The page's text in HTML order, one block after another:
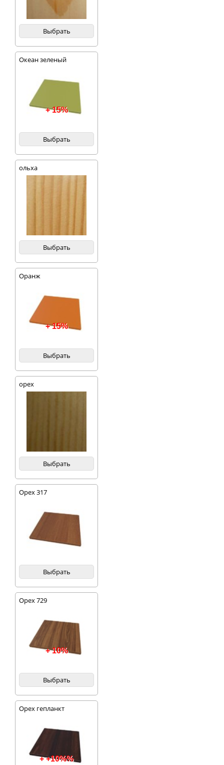
Выбрать
Океан зеленый
+ 15%
Выбрать
ольха
Выбрать
Оранж
+ 15%
Выбрать
орех
Выбрать
Орех 317
Выбрать
Орех 729
+ 10%
Выбрать
Орех гепланкт
+ +10%%